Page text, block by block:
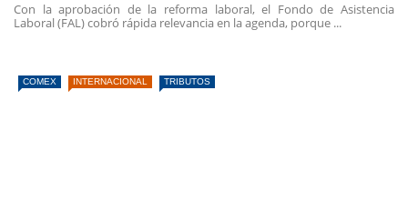
Con la aprobación de la reforma laboral, el Fondo de Asistencia
Laboral (FAL) cobró rápida relevancia en la agenda, porque ...
COMEX INTERNACIONAL TRIBUTOS